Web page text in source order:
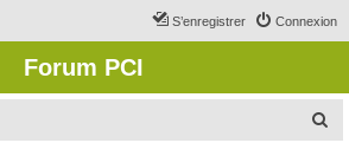
Connexion
S’enregistrer
Forum PCI